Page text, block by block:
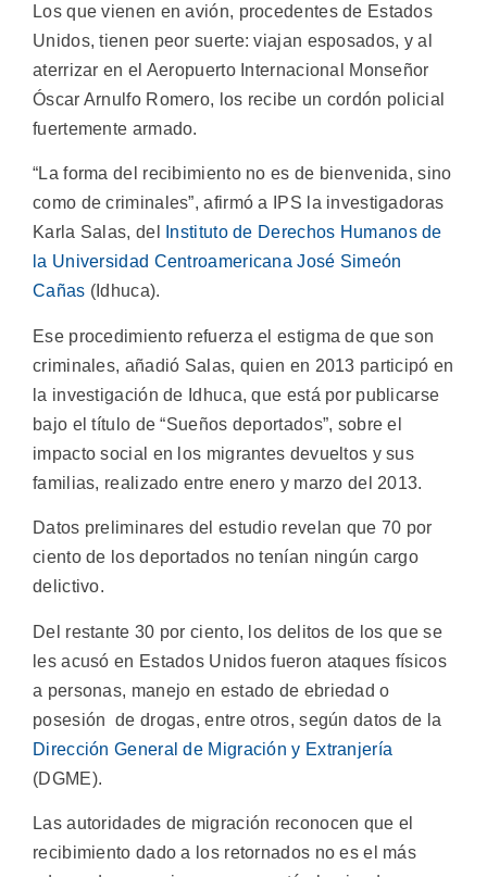
Los que vienen en avión, procedentes de Estados
Unidos, tienen peor suerte: viajan esposados, y al
aterrizar en el Aeropuerto Internacional Monseñor
Óscar Arnulfo Romero, los recibe un cordón policial
fuertemente armado.
“La forma del recibimiento no es de bienvenida, sino
como de criminales”, afirmó a IPS la investigadoras
Karla Salas, del
Instituto de Derechos Humanos de
la Universidad Centroamericana José Simeón
Cañas (Idhuca).
Ese procedimiento refuerza el estigma de que son
criminales, añadió Salas, quien en 2013 participó en
la investigación de Idhuca, que está por publicarse
bajo el título de “Sueños deportados”, sobre el
impacto social en los migrantes devueltos y sus
familias, realizado entre enero y marzo del 2013.
Datos preliminares del estudio revelan que 70 por
ciento de los deportados no tenían ningún cargo
delictivo.
Del restante 30 por ciento, los delitos de los que se
les acusó en Estados Unidos fueron ataques físicos
a personas, manejo en estado de ebriedad o
posesión de drogas, entre otros, según datos de la
Dirección General de Migración y Extranjería
(DGME).
Las autoridades de migración reconocen que el
recibimiento dado a los retornados no es el más